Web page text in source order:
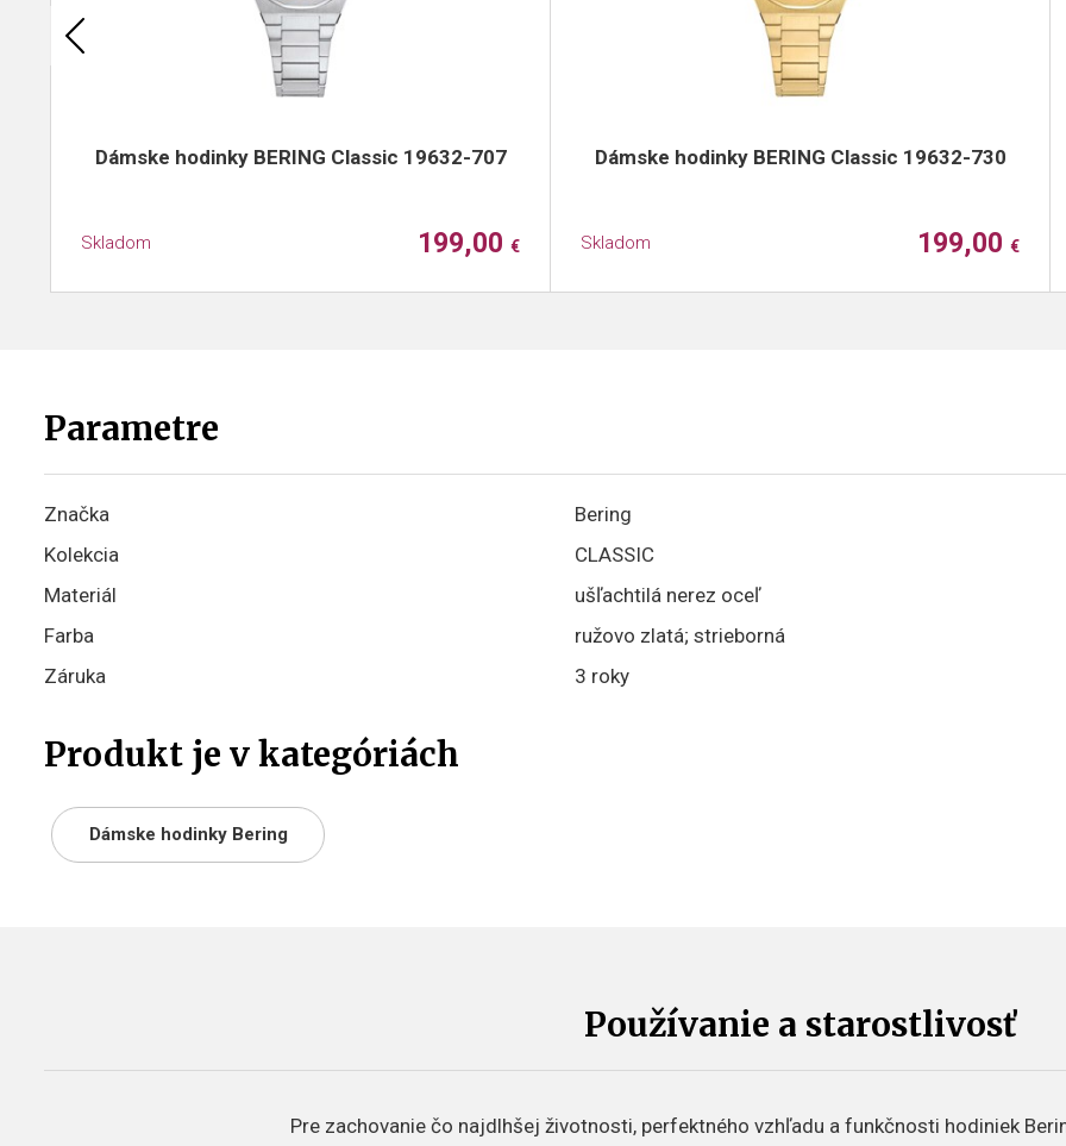
Dámske hodinky BERING Classic 19632-707
Skladom 199,00 €
Dámske hodinky BERING Classic 19632-730
Skladom 199,00 €
Parametre
Značka
Bering
Kolekcia
CLASSIC
Materiál
ušľachtilá nerez oceľ
Farba
ružovo zlatá; strieborná
Záruka
3 roky
Produkt je v kategóriách
Dámske hodinky Bering
Používanie a starostlivosť
Pre zachovanie čo najdlhšej životnosti, perfektného vzhľadu a funkčnosti hodiniek